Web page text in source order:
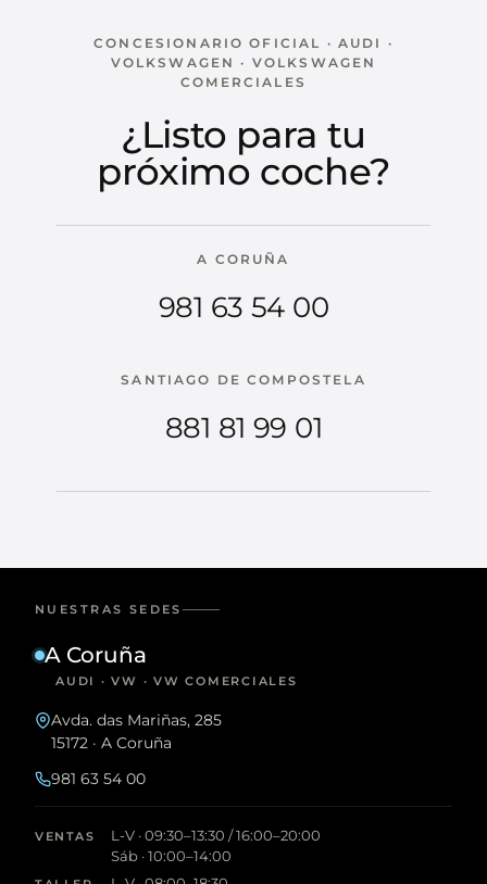
CONCESIONARIO OFICIAL · AUDI ·
VOLKSWAGEN · VOLKSWAGEN
COMERCIALES
¿Listo para tu
próximo coche?
A CORUÑA
981 63 54 00
SANTIAGO DE COMPOSTELA
881 81 99 01
NUESTRAS SEDES
A Coruña
AUDI · VW · VW COMERCIALES
Avda. das Mariñas, 285
15172 · A Coruña
981 63 54 00
VENTAS
L-V · 09:30–13:30 / 16:00–20:00
Sáb · 10:00–14:00